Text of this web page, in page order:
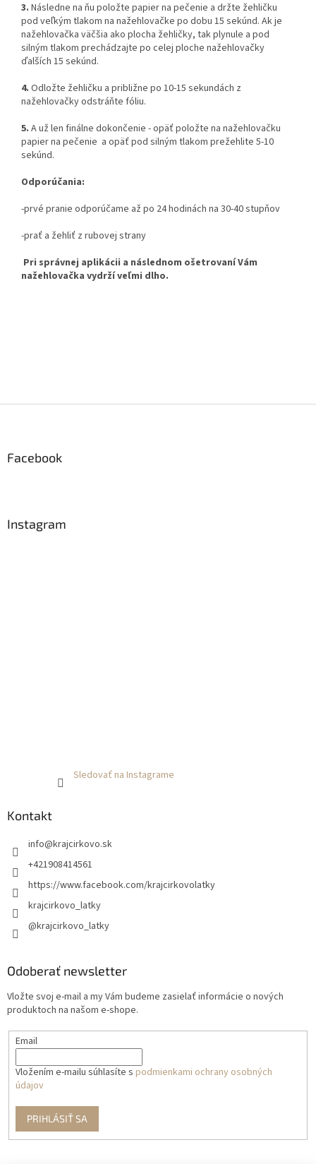
3. Následne na ňu položte papier na pečenie a držte žehličku
pod veľkým tlakom na nažehlovačke po dobu 15 sekúnd. Ak je
nažehlovačka väčšia ako plocha žehličky, tak plynule a pod
silným tlakom prechádzajte po celej ploche nažehlovačky
ďalších 15 sekúnd.
4. Odložte žehličku a približne po 10-15 sekundách z
nažehlovačky odstráňte fóliu.
5. A už len finálne dokončenie - opäť položte na nažehlovačku
papier na pečenie a opäť pod silným tlakom prežehlite 5-10
sekúnd.
Odporúčania:
-prvé pranie odporúčame až po 24 hodinách na 30-40 stupňov
-prať a žehliť z rubovej strany
Pri správnej aplikácii a následnom ošetrovaní Vám
nažehlovačka vydrží veľmi dlho.
Facebook
Instagram
Sledovať na Instagrame
Kontakt
info@krajcirkovo.sk
+421908414561
https://www.facebook.com/krajcirkovolatky
krajcirkovo_latky
@krajcirkovo_latky
Odoberať newsletter
Vložte svoj e-mail a my Vám budeme zasielať informácie o nových
produktoch na našom e-shope.
Email
Vložením e-mailu súhlasíte s podmienkami ochrany osobných
údajov
PRIHLÁSIŤ SA